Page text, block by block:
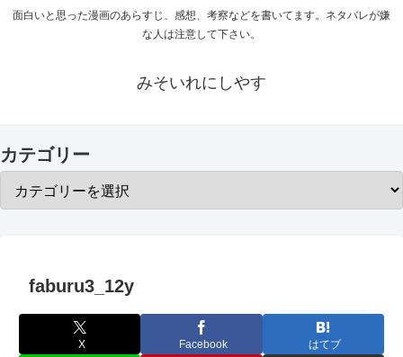
面白いと思った漫画のあらすじ、感想、考察などを書いてます。ネタバレが嫌
な人は注意して下さい。
みそいれにしやす
カテゴリー
faburu3_12y
X Facebook はてブ